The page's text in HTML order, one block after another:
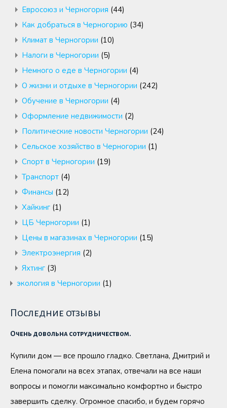
Евросоюз и Черногория (44)
Как добраться в Черногорию (34)
Климат в Черногории (10)
Налоги в Черногории (5)
Немного о еде в Черногории (4)
О жизни и отдыхе в Черногории (242)
Обучение в Черногории (4)
Оформление недвижимости (2)
Политические новости Черногории (24)
Сельское хозяйство в Черногории (1)
Спорт в Черногории (19)
Транспорт (4)
Финансы (12)
Хайкинг (1)
ЦБ Черногории (1)
Цены в магазинах в Черногории (15)
Электроэнергия (2)
Яхтинг (3)
экология в Черногории (1)
Последние отзывы
Очень довольна сотрудничеством.
Купили дом — все прошло гладко. Светлана, Дмитрий и
Елена помогали на всех этапах, отвечали на все наши
вопросы и помогли максимально комфортно и быстро
завершить сделку. Огромное спасибо, и будем горячо